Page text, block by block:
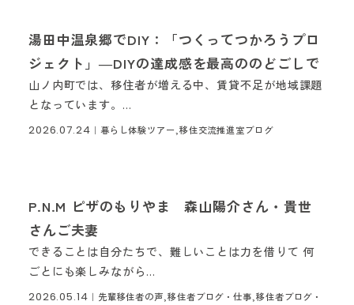
湯田中温泉郷でDIY：「つくってつかろうプロ
ジェクト」―DIYの達成感を最高ののどごしで
山ノ内町では、移住者が増える中、賃貸不足が地域課題
となっています。...
2026.07.24 ｜ 暮らし体験ツアー,移住交流推進室ブログ
P.N.M ピザのもりやま 森山陽介さん・貴世
さんご夫妻
できることは自分たちで、難しいことは力を借りて 何
ごとにも楽しみながら...
2026.05.14 ｜ 先輩移住者の声,移住者ブログ・仕事,移住者ブログ・